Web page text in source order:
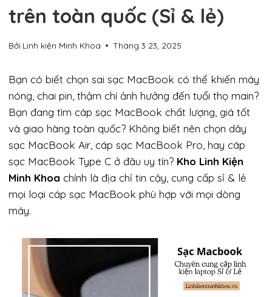
trên toàn quốc (Sỉ & lẻ)
Bởi Linh kiện Minh Khoa Tháng 3 23, 2025
Bạn có biết chọn sai sạc MacBook có thể khiến máy
nóng, chai pin, thậm chí ảnh hưởng đến tuổi thọ main?
Bạn đang tìm cáp sạc MacBook chất lượng, giá tốt
và giao hàng toàn quốc? Không biết nên chọn dây
sạc MacBook Air, cáp sạc MacBook Pro, hay cáp
sạc MacBook Type C ở đâu uy tín? Kho Linh Kiện
Minh Khoa chính là địa chỉ tin cậy, cung cấp sỉ & lẻ
mọi loại cáp sạc MacBook phù hợp với mọi dòng
máy.